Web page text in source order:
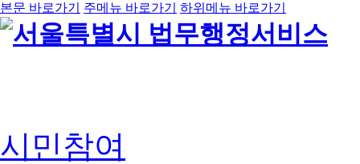
본문 바로가기 주메뉴 바로가기 하위메뉴 바로가기
시민참여